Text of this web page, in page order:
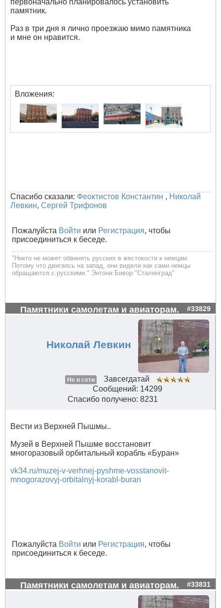
первоначально планировалось установить
памятник.
Раз в три дня я лично проезжаю мимо памятника
и мне он нравится.
Вложения:
Спасибо сказали: Феоктистов Константин , Николай
Левкин, Сергей Трифонов
Пожалуйста Войти или Регистрация, чтобы
присоединиться к беседе.
"Никто не может обвинять русских в жестокости к немцам.
Потому что двигаясь на запад, они видели как сами немцы
обращаются с русскими." Энтони Бивор "Сталинград"
Памятники самолетам и авиаторам. #33829
Николай Левкин
Не в сети
Завсегдатай
Сообщений: 14299
Спасибо получено: 8231
Вести из Верхней Пышмы..
Музей в Верхней Пышме восстановит
многоразовый орбитальный корабль «Буран»
vk34.ru/muzej-v-verhnej-pyshme-vosstanovit-
mnogorazovyj-orbitalnyj-korabl-buran
Пожалуйста Войти или Регистрация, чтобы
присоединиться к беседе.
Памятники самолетам и авиаторам. #33831